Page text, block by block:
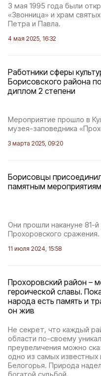
3 мая 1995 года были
«Звонница» и храм
Петра и Павла.
4 мая 2025, 16:32
Работники сферы
Борисовского района
диплом 2 степени
Мероприятие прошло в
музея-заповедника
3 марта 2025, 09:20
Борисовцы
памятным мероприятиям
Они прошли накануне 81-
Прохоровского сражения.
11 июля 2024, 15:58
Прохоровский район –
героической славы.
народа есть память и
он жив
Не секрет, что каждый
области по-своему
преувеличения можно
одно из самых известных
Белогорья. Природа